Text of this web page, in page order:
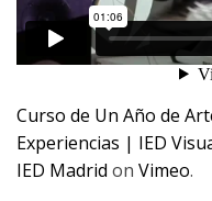
Curso de Un Año de
Experiencias | IED
IED Madrid on Vimeo.